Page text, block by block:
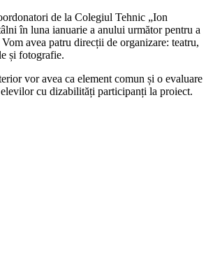
de la Colegiul Tehnic „Ion
în luna ianuarie a anului următor pentru a
avea patru direcții de organizare: teatru,
și fotografie.
vor avea ca element comun și o evaluare
cu dizabilități participanți la proiect.